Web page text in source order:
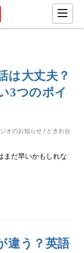
は大丈夫？
3つのポイ
オのお知らせ / ときわ台
まだ早いかもしれな
違う？英語